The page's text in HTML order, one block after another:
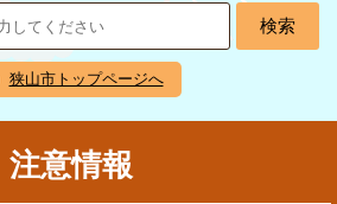
狭山市トップページへ
注意情報